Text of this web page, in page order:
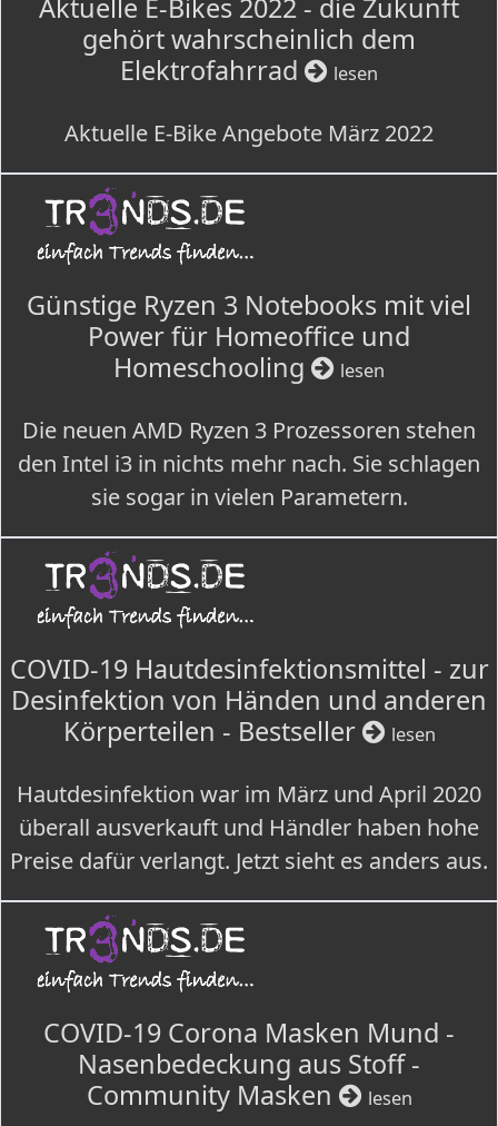
Aktuelle E-Bikes 2022 - die Zukunft
gehört wahrscheinlich dem
Elektrofahrrad
lesen
Aktuelle E-Bike Angebote März 2022
Günstige Ryzen 3 Notebooks mit viel
Power für Homeoffice und
Homeschooling
lesen
Die neuen AMD Ryzen 3 Prozessoren stehen
den Intel i3 in nichts mehr nach. Sie schlagen
sie sogar in vielen Parametern.
COVID-19 Hautdesinfektionsmittel - zur
Desinfektion von Händen und anderen
Körperteilen - Bestseller
lesen
Hautdesinfektion war im März und April 2020
überall ausverkauft und Händler haben hohe
Preise dafür verlangt. Jetzt sieht es anders aus.
COVID-19 Corona Masken Mund -
Nasenbedeckung aus Stoff -
Community Masken
lesen